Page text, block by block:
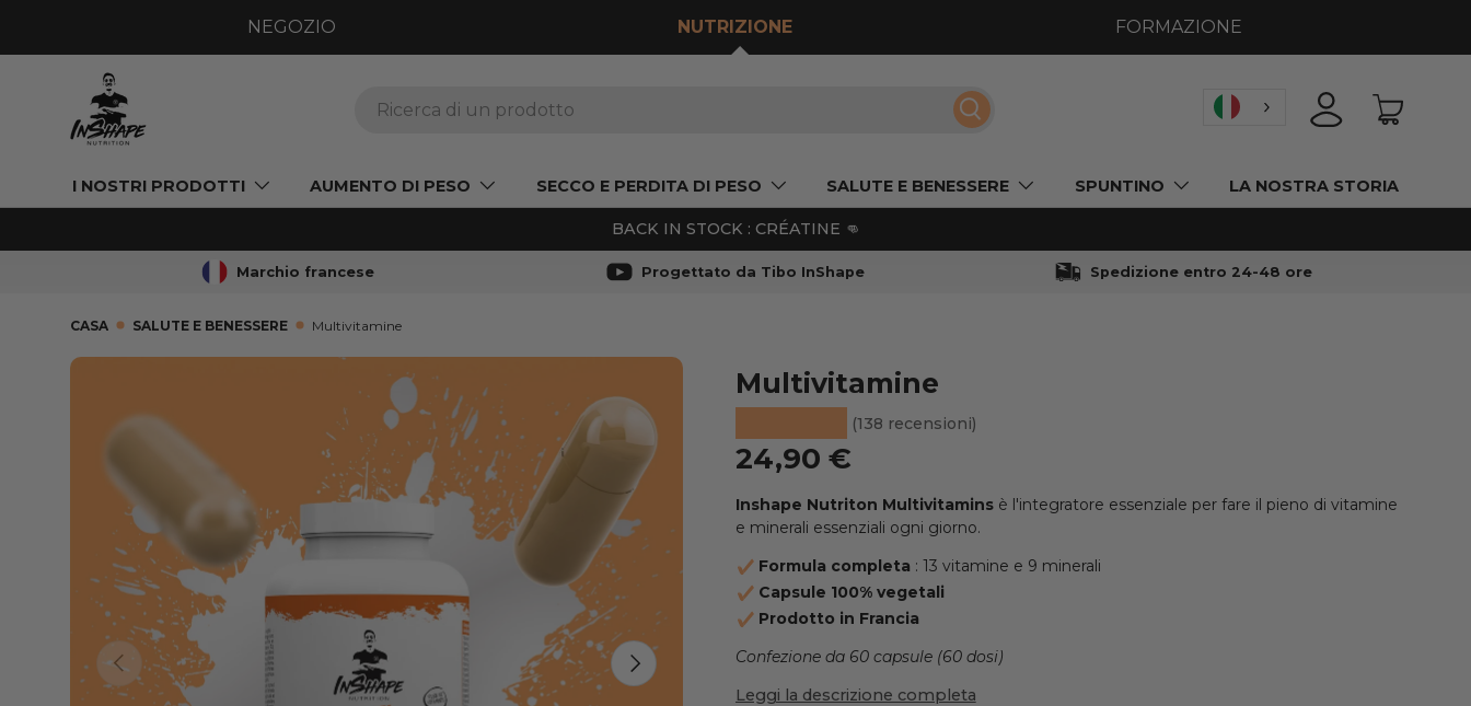
NEGOZIO NUTRIZIONE FORMAZIONE
Ricerca ACCEDI CESTINO
I NOSTRI PRODOTTI AUMENTO DI PESO SECCO E PERDITA DI PESO SALUTE E BENESSERE SPUNTINO LA NOSTRA STORIA
BACK IN STOCK : CRÉATINE 👊
Marchio francese Progettato da Tibo InShape Spedizione entro 24-48 ore
CASA SALUTE E BENESSERE Multivitamine
VAI ALLE INFORMAZIONI SUL PRODOTTO
PRECEDENTE AVANTI
Multivitamine
(138 recensioni)
Prezzo normale
24,90 €
Inshape Nutriton Multivitaminsè l'integratore essenziale per fare il pieno di vitamine
e minerali essenziali ogni giorno.
Formula completa : 13 vitamine e 9 minerali
Capsule 100% vegetali
Prodotto in Francia
Confezione da 60 capsule (60 dosi)
Leggi la descrizione completa